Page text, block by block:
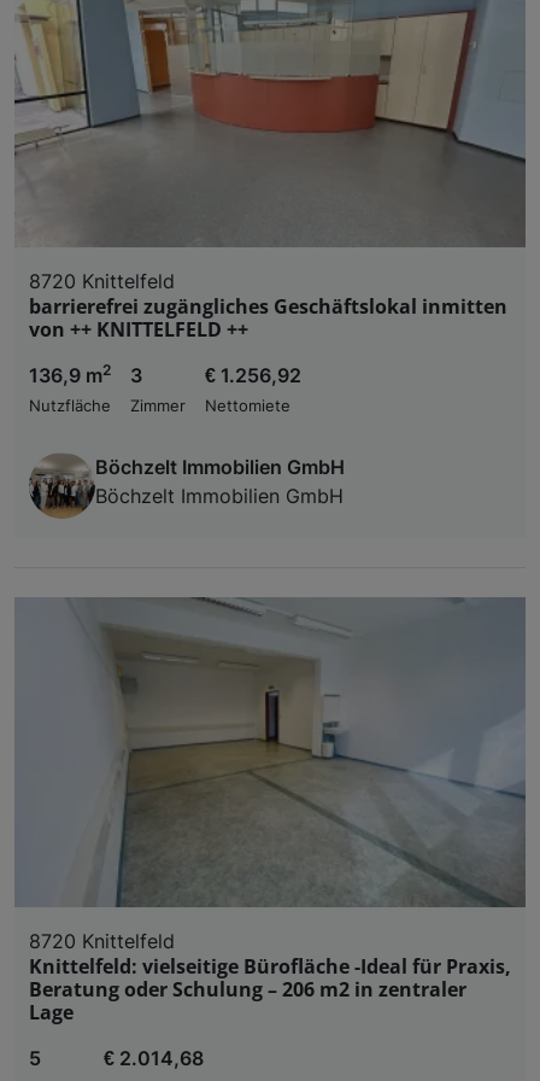
8720 Knittelfeld
barrierefrei zugängliches Geschäftslokal inmitten
von ++ KNITTELFELD ++
136,9 m2
Nutzfläche
3
Zimmer
€ 1.256,92
Nettomiete
Böchzelt Immobilien GmbH
Böchzelt Immobilien GmbH
8720 Knittelfeld
Knittelfeld: vielseitige Bürofläche -Ideal für Praxis,
Beratung oder Schulung – 206 m2 in zentraler
Lage
5 € 2.014,68